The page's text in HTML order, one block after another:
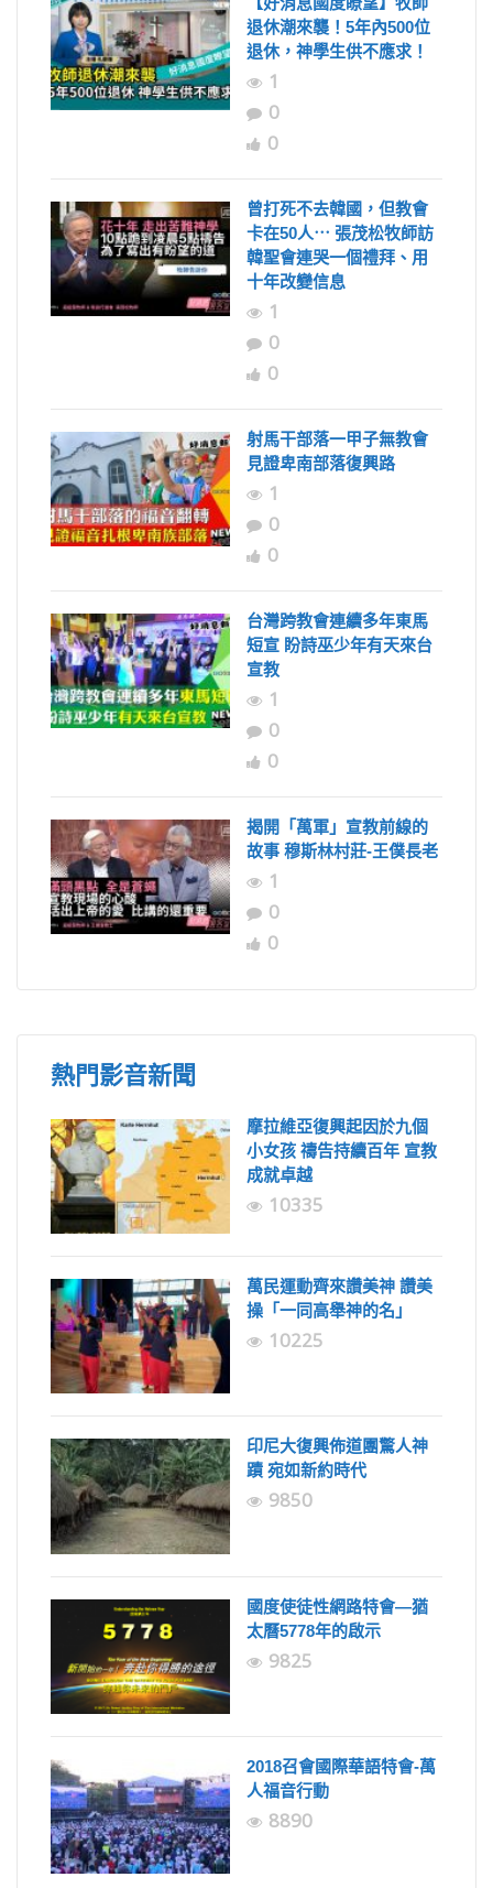
退休潮來襲！5年內500位
退休，神學生供不應求！
1
0
0
曾打死不去韓國，但教會
卡在50人⋯ 張茂松牧師訪
韓聖會連哭一個禮拜、用
十年改變信息
1
0
0
射馬干部落一甲子無教會
見證卑南部落復興路
1
0
0
台灣跨教會連續多年東馬
短宣 盼詩巫少年有天來台
宣教
1
0
0
揭開「萬軍」宣教前線的
故事 穆斯林村莊-王僕長老
1
0
0
熱門影音新聞
摩拉維亞復興起因於九個
小女孩 禱告持續百年 宣教
成就卓越
10335
萬民運動齊來讚美神 讚美
操「一同高舉神的名」
10225
印尼大復興佈道團驚人神
蹟 宛如新約時代
9850
國度使徒性網路特會—猶
太曆5778年的啟示
9825
2018召會國際華語特會-萬
人福音行動
8890